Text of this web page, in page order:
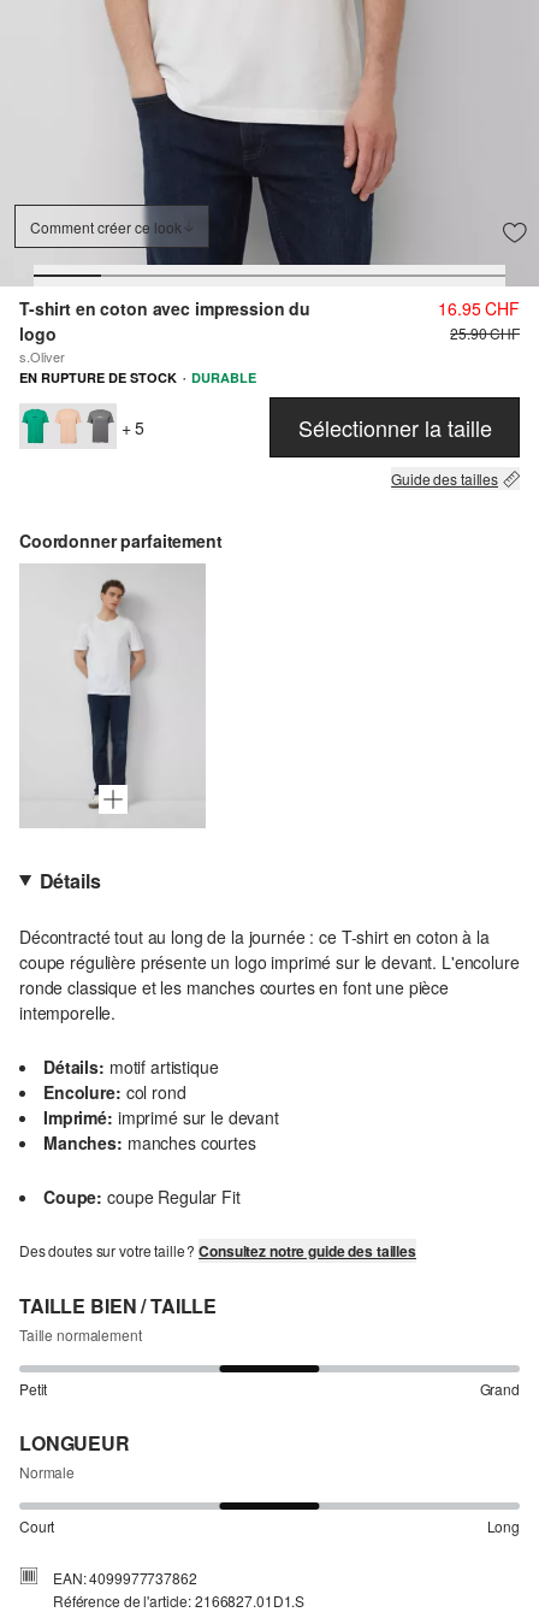
Comment créer ce look
T-shirt en coton avec impression du
logo
s.Oliver
16.95 CHF
25.90 CHF
EN RUPTURE DE STOCK · DURABLE
+ 5 Sélectionner la taille
Guide des tailles
Coordonner parfaitement
Détails
Décontracté tout au long de la journée : ce T-shirt en coton à la
coupe régulière présente un logo imprimé sur le devant. L'encolure
ronde classique et les manches courtes en font une pièce
intemporelle.
Détails: motif artistique
Encolure: col rond
Imprimé: imprimé sur le devant
Manches: manches courtes
Coupe: coupe Regular Fit
Des doutes sur votre taille ?Consultez notre guide des tailles
TAILLE BIEN / TAILLE
Taille normalement
Petit Grand
LONGUEUR
Normale
Court Long
EAN: 4099977737862
Référence de l'article: 2166827.01D1.S